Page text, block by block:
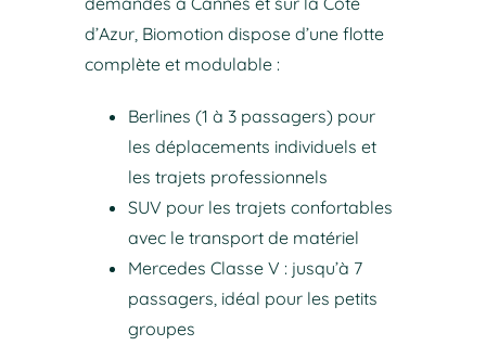
d’Azur, Biomotion dispose d’une flotte
complète et modulable :
Berlines (1 à 3 passagers) pour
les déplacements individuels et
les trajets professionnels
SUV pour les trajets confortables
avec le transport de matériel
Mercedes Classe V : jusqu’à 7
passagers, idéal pour les petits
groupes